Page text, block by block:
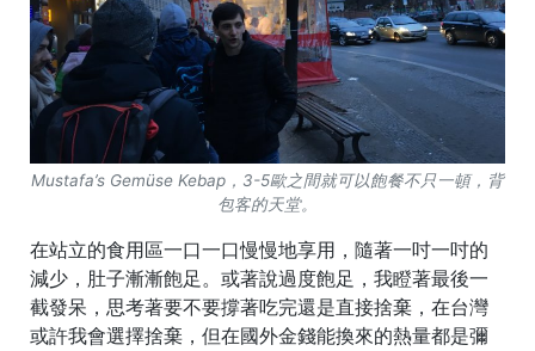
Mustafa’s Gemüse Kebap，3-5歐之間就可以飽餐不只一頓，背
包客的天堂。
在站立的食用區一口一口慢慢地享用，隨著一吋一吋的
減少，肚子漸漸飽足。或著說過度飽足，我瞪著最後一
截發呆，思考著要不要撐著吃完還是直接捨棄，在台灣
或許我會選擇捨棄，但在國外金錢能換來的熱量都是彌